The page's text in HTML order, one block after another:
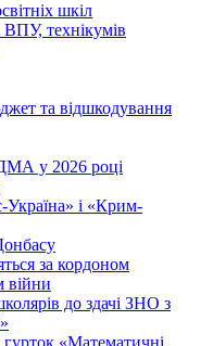
шкіл
технікумів
та відшкодування
у 2026 році
Україна» і «Крим-
за кордоном
війни
до здачі ЗНО з
«Математичні